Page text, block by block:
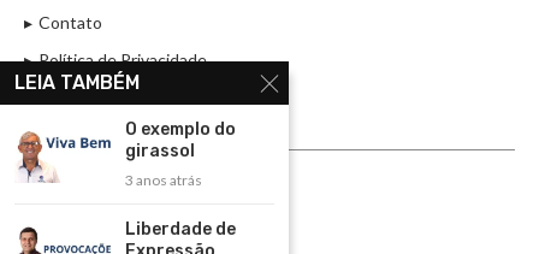
Contato
Política de Privacidade
ASSINE
LEIA TAMBÉM
O exemplo do
girassol
3 anos atrás
Liberdade de